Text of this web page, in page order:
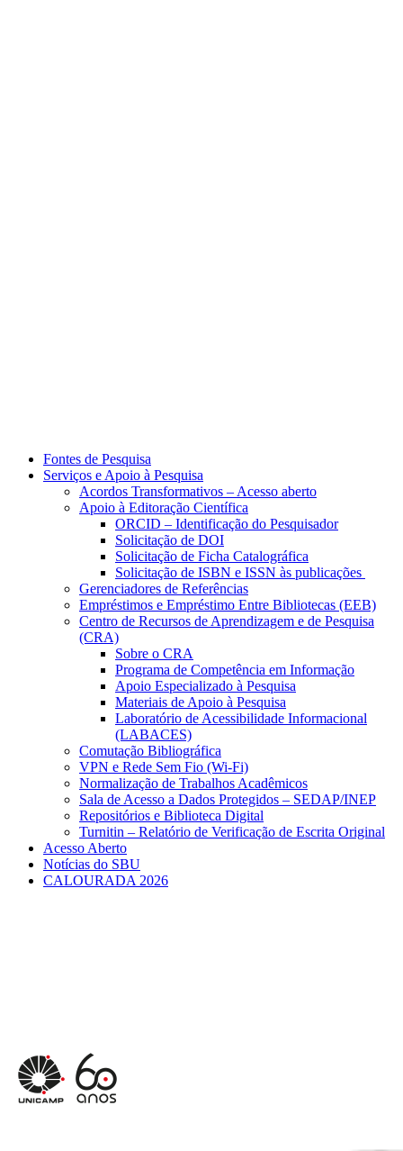
Fontes de Pesquisa
Serviços e Apoio à Pesquisa
Acordos Transformativos – Acesso aberto
Apoio à Editoração Científica
ORCID – Identificação do Pesquisador
Solicitação de DOI
Solicitação de Ficha Catalográfica
Solicitação de ISBN e ISSN às publicações
Gerenciadores de Referências
Empréstimos e Empréstimo Entre Bibliotecas (EEB)
Centro de Recursos de Aprendizagem e de Pesquisa
(CRA)
Sobre o CRA
Programa de Competência em Informação
Apoio Especializado à Pesquisa
Materiais de Apoio à Pesquisa
Laboratório de Acessibilidade Informacional
(LABACES)
Comutação Bibliográfica
VPN e Rede Sem Fio (Wi-Fi)
Normalização de Trabalhos Acadêmicos
Sala de Acesso a Dados Protegidos – SEDAP/INEP
Repositórios e Biblioteca Digital
Turnitin – Relatório de Verificação de Escrita Original
Acesso Aberto
Notícias do SBU
CALOURADA 2026